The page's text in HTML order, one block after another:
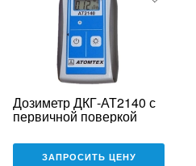
Дозиметр ДКГ-АТ2140 с
первичной поверкой
ЗАПРОСИТЬ ЦЕНУ